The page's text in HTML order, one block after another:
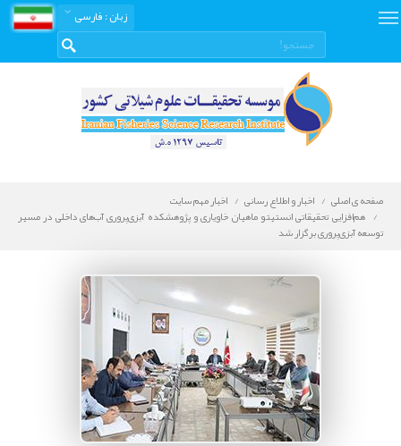
زبان: فارسی
صفحه ی اصلی اخبار و اطلاع رسانی
اخبار مهم سایت
هم‌افزایی تحقیقاتی انستیتو ماهیان خاویاری و پژوهشکده آبزی‌پروری آب‌های داخلی در مسیر
توسعه آبزی‌پروری برگزار شد